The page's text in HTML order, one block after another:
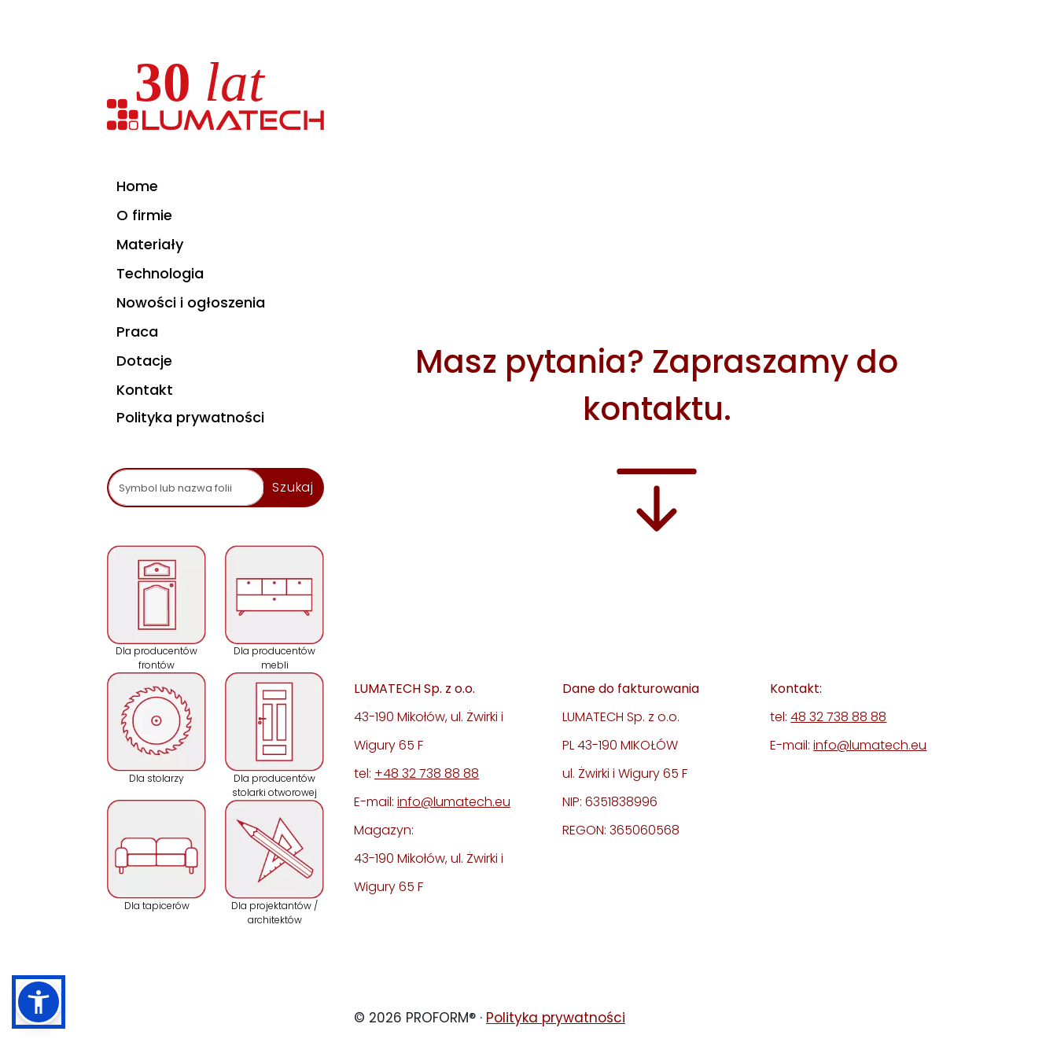
Home
O firmie
Materiały
Technologia
Nowości i ogłoszenia
Praca
Dotacje
Kontakt
Polityka prywatności
Szukaj
Dla producentów
frontów
Dla producentów
mebli
Dla stolarzy
Dla producentów
stolarki otworowej
Dla tapicerów
Dla projektantów /
architektów
Masz pytania? Zapraszamy do
kontaktu.
LUMATECH Sp. z o.o.
43-190 Mikołów, ul. Żwirki i
Wigury 65 F
tel: +48 32 738 88 88
E-mail: info@lumatech.eu
Magazyn:
43-190 Mikołów, ul. Żwirki i
Wigury 65 F
Dane do fakturowania
LUMATECH Sp. z o.o.
PL 43-190 MIKOŁÓW
ul. Żwirki i Wigury 65 F
NIP: 6351838996
REGON: 365060568
Kontakt:
tel:48 32 738 88 88
E-mail:info@lumatech.eu
© 2026 PROFORM® · Polityka prywatności